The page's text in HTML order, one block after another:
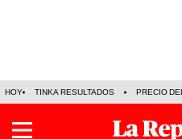
HOY TINKA RESULTADOS PRECIO